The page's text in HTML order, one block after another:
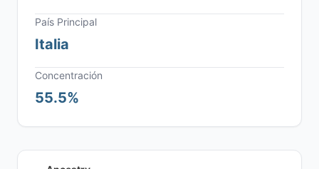
País Principal
Italia
Concentración
55.5%